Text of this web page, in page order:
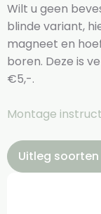
Wilt u geen
blinde variant,
magneet en
boren. Deze is
€5,-.
Montage
Uitleg